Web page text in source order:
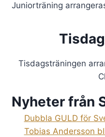
Juniorträning
Tisdagsträningen
Nyheter från
Dubbla GULD för
Tobias Andersson